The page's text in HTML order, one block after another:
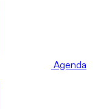
Agenda